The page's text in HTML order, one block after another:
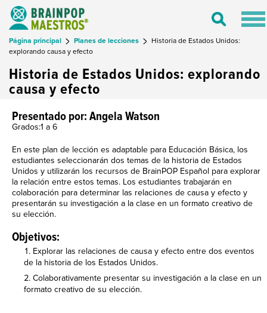
Toggle
Página principal Planes de lecciones
Historia de Estados Unidos:
explorando causa y efecto
Historia de Estados Unidos: explorando
causa y efecto
Presentado por: Angela Watson
Grados:1 a 6
En este plan de lección es adaptable para Educación Básica, los
estudiantes seleccionarán dos temas de la historia de Estados
Unidos y utilizarán los recursos de BrainPOP Español para explorar
la relación entre estos temas. Los estudiantes trabajarán en
colaboración para determinar las relaciones de causa y efecto y
presentarán su investigación a la clase en un formato creativo de
su elección.
Objetivos:
Explorar las relaciones de causa y efecto entre dos eventos
de la historia de los Estados Unidos.
Colaborativamente presentar su investigación a la clase en un
formato creativo de su elección.